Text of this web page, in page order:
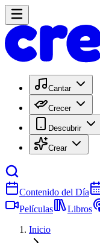
Cantar
Crecer
Descubrir
Crear
Contenido del Día
Películas
Libros
Inicio